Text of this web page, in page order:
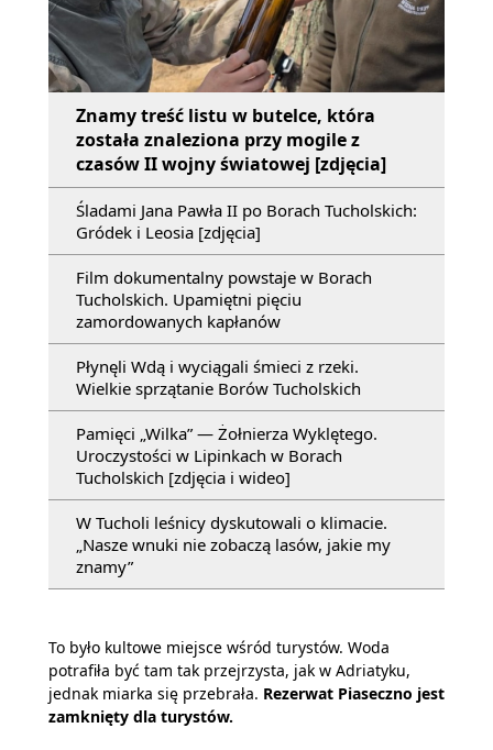
Znamy treść listu w butelce, która
została znaleziona przy mogile z
czasów II wojny światowej [zdjęcia]
Śladami Jana Pawła II po Borach Tucholskich:
Gródek i Leosia [zdjęcia]
Film dokumentalny powstaje w Borach
Tucholskich. Upamiętni pięciu
zamordowanych kapłanów
Płynęli Wdą i wyciągali śmieci z rzeki.
Wielkie sprzątanie Borów Tucholskich
Pamięci „Wilka” — Żołnierza Wyklętego.
Uroczystości w Lipinkach w Borach
Tucholskich [zdjęcia i wideo]
W Tucholi leśnicy dyskutowali o klimacie.
„Nasze wnuki nie zobaczą lasów, jakie my
znamy”
To było kultowe miejsce wśród turystów. Woda
potrafiła być tam tak przejrzysta, jak w Adriatyku,
jednak miarka się przebrała. Rezerwat Piaseczno jest
zamknięty dla turystów.